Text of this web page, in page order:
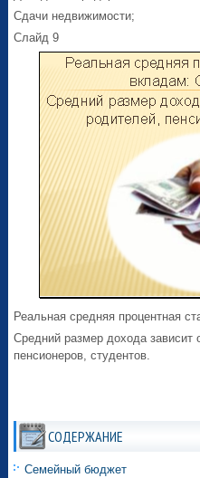
Сдачи недвижимости;
Слайд 9
Реальная средняя процентная
Средний размер дохода зависит
пенсионеров, студентов.
СОДЕРЖАНИЕ
Семейный бюджет